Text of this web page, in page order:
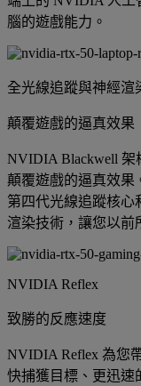
腦的遊戲能力。
全光線追蹤與神經渲
顛覆遊戲的逼真效果
NVIDIA Blackwell 架
顛覆遊戲的逼真效果
第四代光線追蹤核心
渲染技術，讓您以前
NVIDIA Reflex
致勝的反應速度
NVIDIA Reflex 為您
快捕獲目標、更迅速